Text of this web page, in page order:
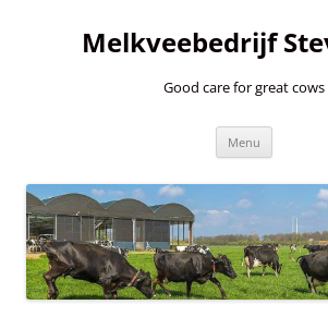
Melkveebedrijf
Good care for great cows
Menu